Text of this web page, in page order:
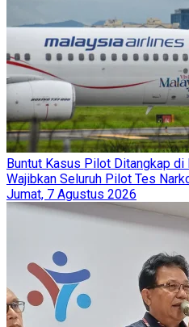
Buntut Kasus Pilot Ditangkap di
Wajibkan Seluruh Pilot Tes
Jumat, 7 Agustus 2026